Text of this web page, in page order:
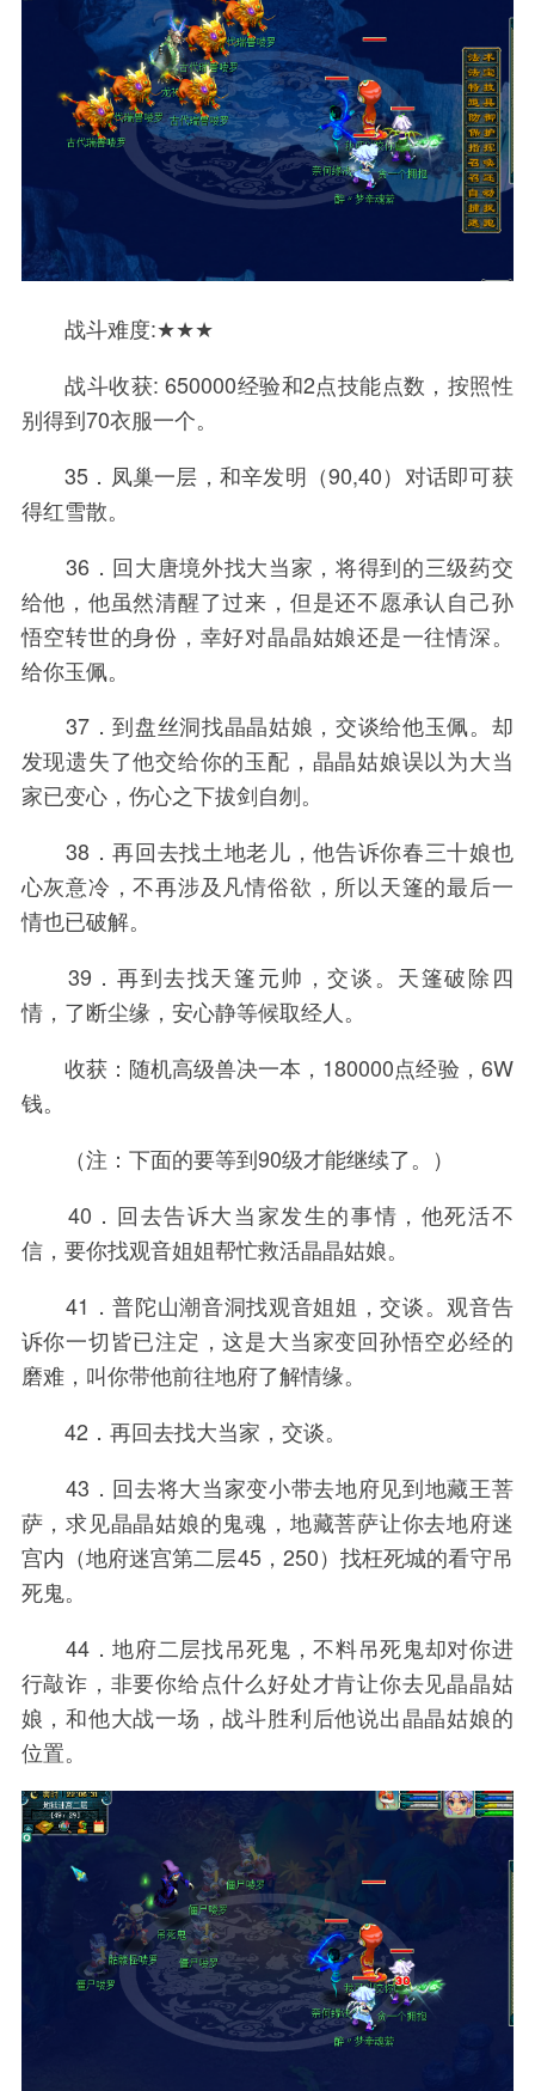
战斗难度:★★★
战斗收获: 650000经验和2点技能点数，按照性
别得到70衣服一个。
35．凤巢一层，和辛发明（90,40）对话即可获
得红雪散。
36．回大唐境外找大当家，将得到的三级药交
给他，他虽然清醒了过来，但是还不愿承认自己孙
悟空转世的身份，幸好对晶晶姑娘还是一往情深。
给你玉佩。
37．到盘丝洞找晶晶姑娘，交谈给他玉佩。却
发现遗失了他交给你的玉配，晶晶姑娘误以为大当
家已变心，伤心之下拔剑自刎。
38．再回去找土地老儿，他告诉你春三十娘也
心灰意冷，不再涉及凡情俗欲，所以天篷的最后一
情也已破解。
39．再到去找天篷元帅，交谈。天篷破除四
情，了断尘缘，安心静等候取经人。
收获：随机高级兽决一本，180000点经验，6W
钱。
（注：下面的要等到90级才能继续了。）
40．回去告诉大当家发生的事情，他死活不
信，要你找观音姐姐帮忙救活晶晶姑娘。
41．普陀山潮音洞找观音姐姐，交谈。观音告
诉你一切皆已注定，这是大当家变回孙悟空必经的
磨难，叫你带他前往地府了解情缘。
42．再回去找大当家，交谈。
43．回去将大当家变小带去地府见到地藏王菩
萨，求见晶晶姑娘的鬼魂，地藏菩萨让你去地府迷
宫内（地府迷宫第二层45，250）找枉死城的看守吊
死鬼。
44．地府二层找吊死鬼，不料吊死鬼却对你进
行敲诈，非要你给点什么好处才肯让你去见晶晶姑
娘，和他大战一场，战斗胜利后他说出晶晶姑娘的
位置。